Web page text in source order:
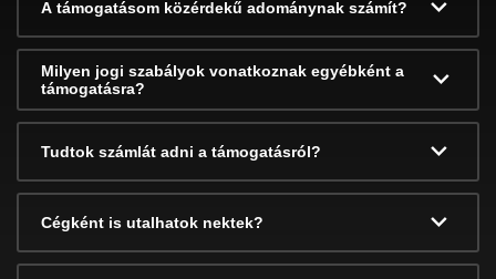
A támogatásom közérdekű adománynak számít?
Milyen jogi szabályok vonatkoznak egyébként a
támogatásra?
Tudtok számlát adni a támogatásról?
Cégként is utalhatok nektek?